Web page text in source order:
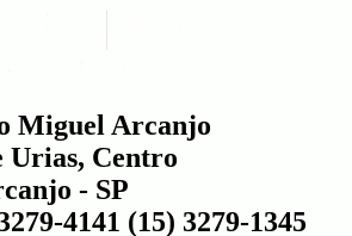
Miguel Arcanjo
Urias, Centro
- SP
4141 (15) 3279-1345